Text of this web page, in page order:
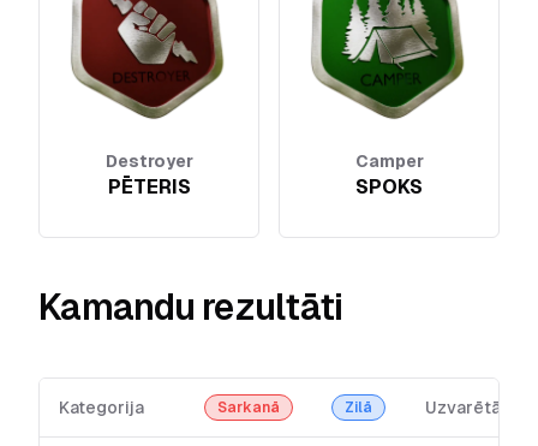
Destroyer
PĒTERIS
Camper
SPOKS
Kamandu rezultāti
Kategorija Sarkanā Zilā Uzvarētājs